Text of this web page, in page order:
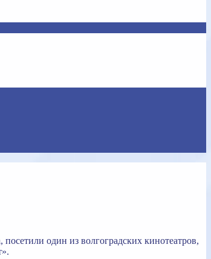
один из волгоградских кинотеатров,